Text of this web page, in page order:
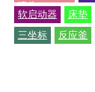
喷头
软启动器
床垫
三坐标
反应釜